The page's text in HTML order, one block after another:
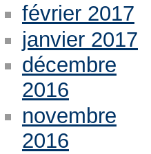
février 2017
janvier 2017
décembre
2016
novembre
2016